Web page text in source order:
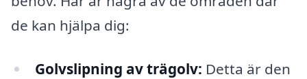
de kan hjälpa dig:
Golvslipning av trägolv: Detta är den